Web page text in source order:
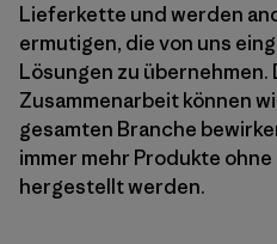
Lieferkette und werden
ermutigen, die von uns
Lösungen zu übernehmen.
Zusammenarbeit können
gesamten Branche
immer mehr Produkte ohne
hergestellt werden.